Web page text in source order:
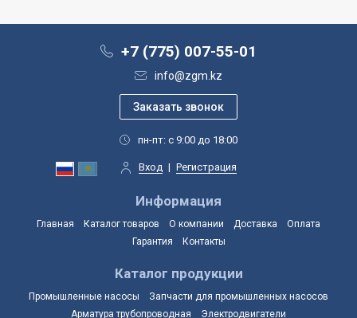
+7 (775) 007-55-01
info@zgm.kz
пн-пт: с 9:00 до 18:00
Вход | Регистрация
Информация
Главная Каталог товаров О компании Доставка
Оплата
Гарантия
Контакты
Каталог продукции
Промышленные насосы
Запчасти для промышленных насосов
Арматура трубопроводная
Электродвигатели